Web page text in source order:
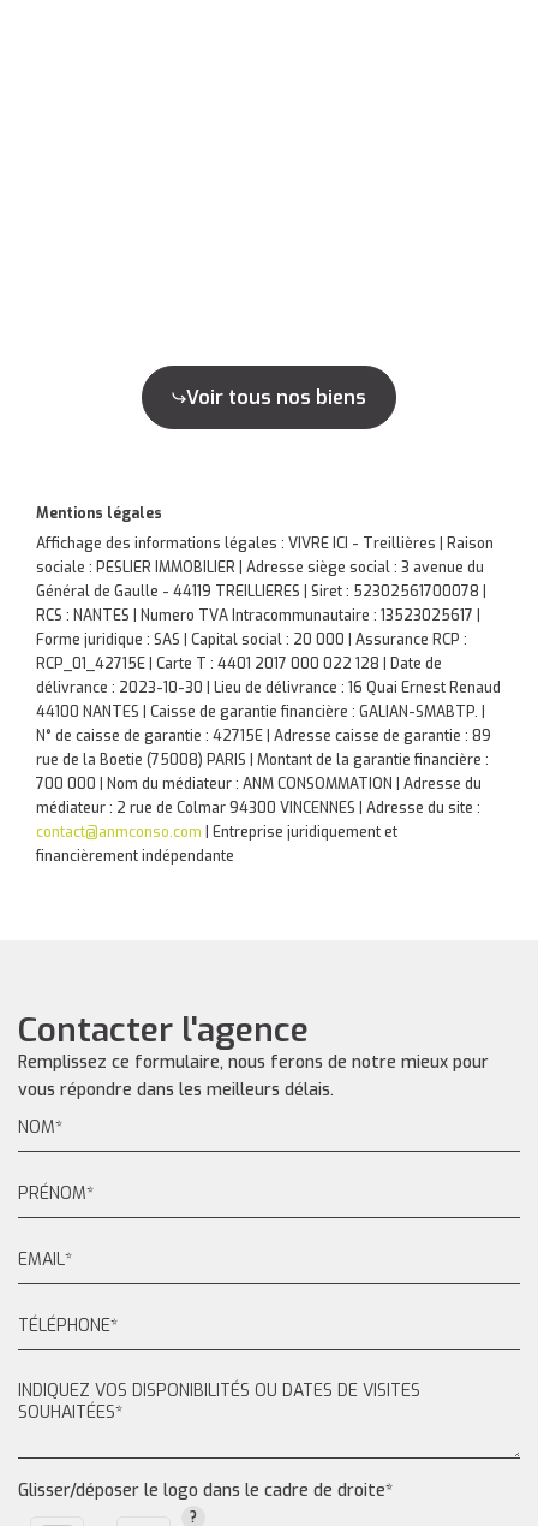
Voir tous nos biens
Mentions légales
Affichage des informations légales : VIVRE ICI - Treillières | Raison
sociale : PESLIER IMMOBILIER | Adresse siège social : 3 avenue du
Général de Gaulle - 44119 TREILLIERES | Siret : 52302561700078 |
RCS : NANTES | Numero TVA Intracommunautaire : 13523025617 |
Forme juridique : SAS | Capital social : 20 000 | Assurance RCP :
RCP_01_42715E | Carte T : 4401 2017 000 022 128 | Date de
délivrance : 2023-10-30 | Lieu de délivrance : 16 Quai Ernest Renaud
44100 NANTES | Caisse de garantie financière : GALIAN-SMABTP. |
N° de caisse de garantie : 42715E | Adresse caisse de garantie : 89
rue de la Boetie (75008) PARIS | Montant de la garantie financière :
700 000 | Nom du médiateur : ANM CONSOMMATION | Adresse du
médiateur : 2 rue de Colmar 94300 VINCENNES | Adresse du site :
contact@anmconso.com
Entreprise juridiquement et
financièrement indépendante
Contacter l'agence
Remplissez ce formulaire, nous ferons de notre mieux pour
vous répondre dans les meilleurs délais.
Glisser/déposer le logo dans le cadre de droite*